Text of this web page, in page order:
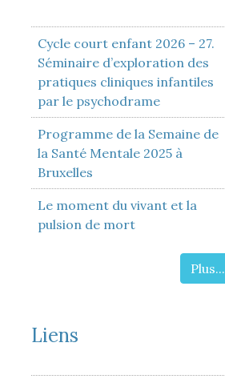
Cycle court enfant 2026 – 27.
Séminaire d’exploration des
pratiques cliniques infantiles
par le psychodrame
Programme de la Semaine de
la Santé Mentale 2025 à
Bruxelles
Le moment du vivant et la
pulsion de mort
Plus...
Liens